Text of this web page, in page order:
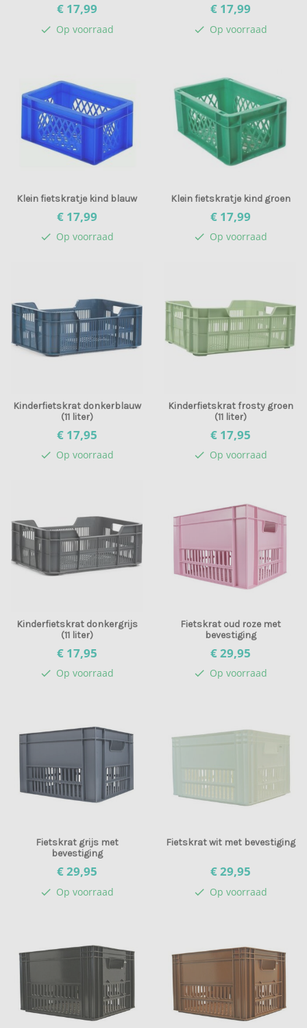
€ 17,99
check Op voorraad
€ 17,99
check Op voorraad
Klein fietskratje kind blauw
€ 17,99
check Op voorraad
Klein fietskratje kind groen
€ 17,99
check Op voorraad
Kinderfietskrat donkerblauw
(11 liter)
€ 17,95
check Op voorraad
Kinderfietskrat frosty groen
(11 liter)
€ 17,95
check Op voorraad
Kinderfietskrat donkergrijs
(11 liter)
€ 17,95
check Op voorraad
Fietskrat oud roze met
bevestiging
€ 29,95
check Op voorraad
Fietskrat grijs met
bevestiging
€ 29,95
check Op voorraad
Fietskrat wit met bevestiging
€ 29,95
check Op voorraad